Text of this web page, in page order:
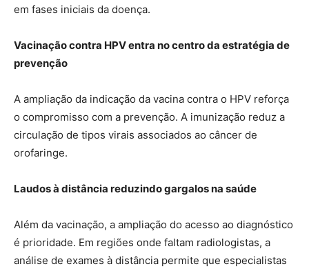
em fases iniciais da doença.
Vacinação contra HPV entra no centro da estratégia de
prevenção
A ampliação da indicação da vacina contra o HPV reforça
o compromisso com a prevenção. A imunização reduz a
circulação de tipos virais associados ao câncer de
orofaringe.
Laudos à distância reduzindo gargalos na saúde
Além da vacinação, a ampliação do acesso ao diagnóstico
é prioridade. Em regiões onde faltam radiologistas, a
análise de exames à distância permite que especialistas